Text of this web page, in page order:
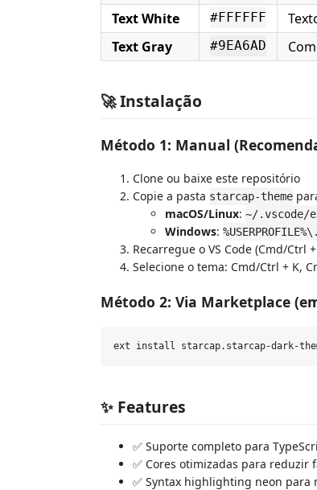
Text White
#FFFFFF
Text Gray
#9EA6AD
🚀 Instalação
Método 1: Manual
Clone ou baixe este repositório
Copie a pasta starcap-theme
macOS/Linux: ~/.vscode/
Windows:
Recarregue o VS Code (Cmd/
Selecione o tema: Cmd/Ctrl + K,
Método 2: Via Marketplace
✨ Features
✅ Suporte completo para
✅ Cores otimizadas para reduzir
✅ Syntax highlighting neon